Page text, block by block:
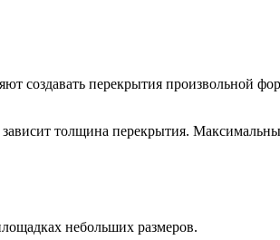
создавать перекрытия произвольной
толщина перекрытия.
небольших размеров.